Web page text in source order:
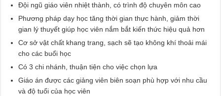
Đội ngũ giáo viên nhiệt thành, có trình độ chuyên môn cao
Phương pháp dạy học tăng thời gian thực hành, giảm thời
gian lý thuyết giúp học viên nắm bắt kiến thức hiệu quả hơn
Cơ sở vật chất khang trang, sạch sẽ tạo không khí thoải mái
cho các buổi học
Có 3 chi nhánh, thuận tiện cho việc chọn lựa
Giáo án được các giảng viên biên soạn phù hợp với nhu cầu
và độ tuổi của học viên